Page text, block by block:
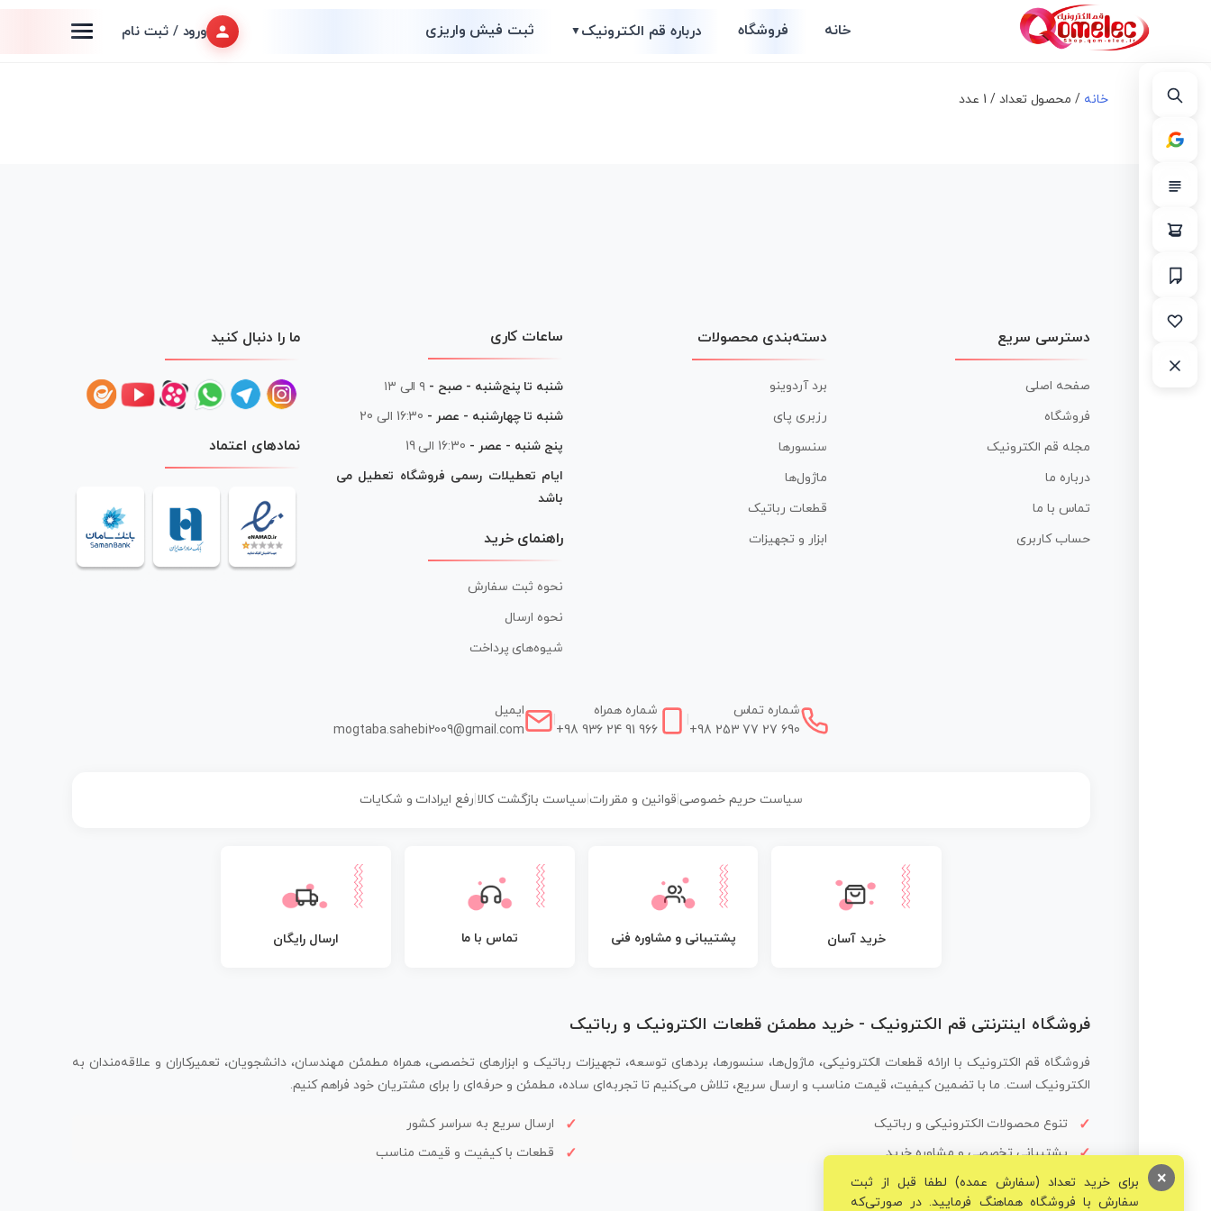
خانه فروشگاه درباره قم الکترونیک▼ ثبت فیش واریزی ورود / ثبت نام
خانه / محصول تعداد / 1 عدد
دسترسی سریع
صفحه اصلی
فروشگاه
مجله قم الکترونیک
درباره ما
تماس با ما
حساب کاربری
دسته‌بندی محصولات
برد آردوینو
رزبری پای
سنسورها
ماژول‌ها
قطعات رباتیک
ابزار و تجهیزات
ساعات کاری
شنبه تا پنج‌شنبه - صبح - ۹ الی ۱۳
شنبه تا چهارشنبه - عصر - 16:30 الی 20
پنج شنبه - عصر - 16:30 الی 19
ایام تعطیلات رسمی فروشگاه تعطیل می
باشد
راهنمای خرید
نحوه ثبت سفارش
نحوه ارسال
شیوه‌های پرداخت
ما را دنبال کنید
نمادهای اعتماد
شماره تماس
+98 253 77 27 690
شماره همراه
+98 936 24 91 966
ایمیل
mogtaba.sahebi2009@gmail.com
سیاست حریم خصوصی| قوانین و مقررات سیاست بازگشت کالا رفع ایرادات و شکایات
خرید آسان پشتیبانی و مشاوره فنی تماس با ما ارسال رایگان
فروشگاه اینترنتی قم الکترونیک - خرید مطمئن قطعات الکترونیک و رباتیک
فروشگاه قم الکترونیک با ارائه قطعات الکترونیکی، ماژول‌ها، سنسورها، بردهای توسعه، تجهیزات رباتیک و ابزارهای تخصصی، همراه مطمئن مهندسان، دانشجویان، تعمیرکاران و علاقه‌مندان به
الکترونیک است. ما با تضمین کیفیت، قیمت مناسب و ارسال سریع، تلاش می‌کنیم تا تجربه‌ای ساده، مطمئن و حرفه‌ای را برای مشتریان خود فراهم کنیم.
تنوع محصولات الکترونیکی و رباتیک
ارسال سریع به سراسر کشور
پشتیبانی تخصصی و مشاوره خرید
قطعات با کیفیت و قیمت مناسب
برای خرید تعداد (سفارش عمده) لطفا قبل از ثبت
سفارش با فروشگاه هماهنگ فرمایید. در صورتی‌که
×